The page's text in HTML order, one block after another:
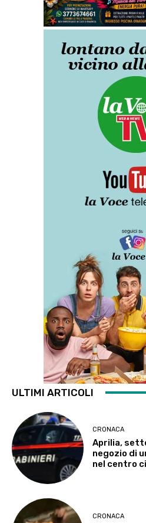
ULTIMI ARTICOLI
CRONACA
Aprilia,
negozio di
nel centro
CRONACA